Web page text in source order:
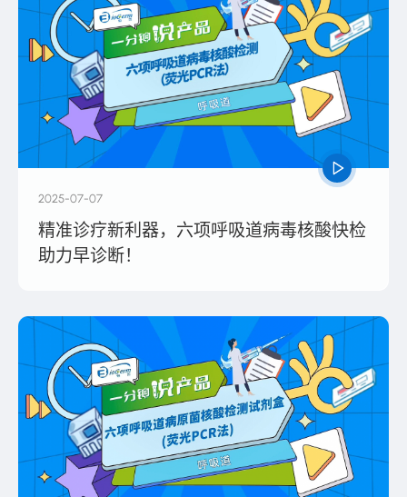
2025-07-07
精准诊疗新利器，六项呼吸道病毒核酸快检
助力早诊断！